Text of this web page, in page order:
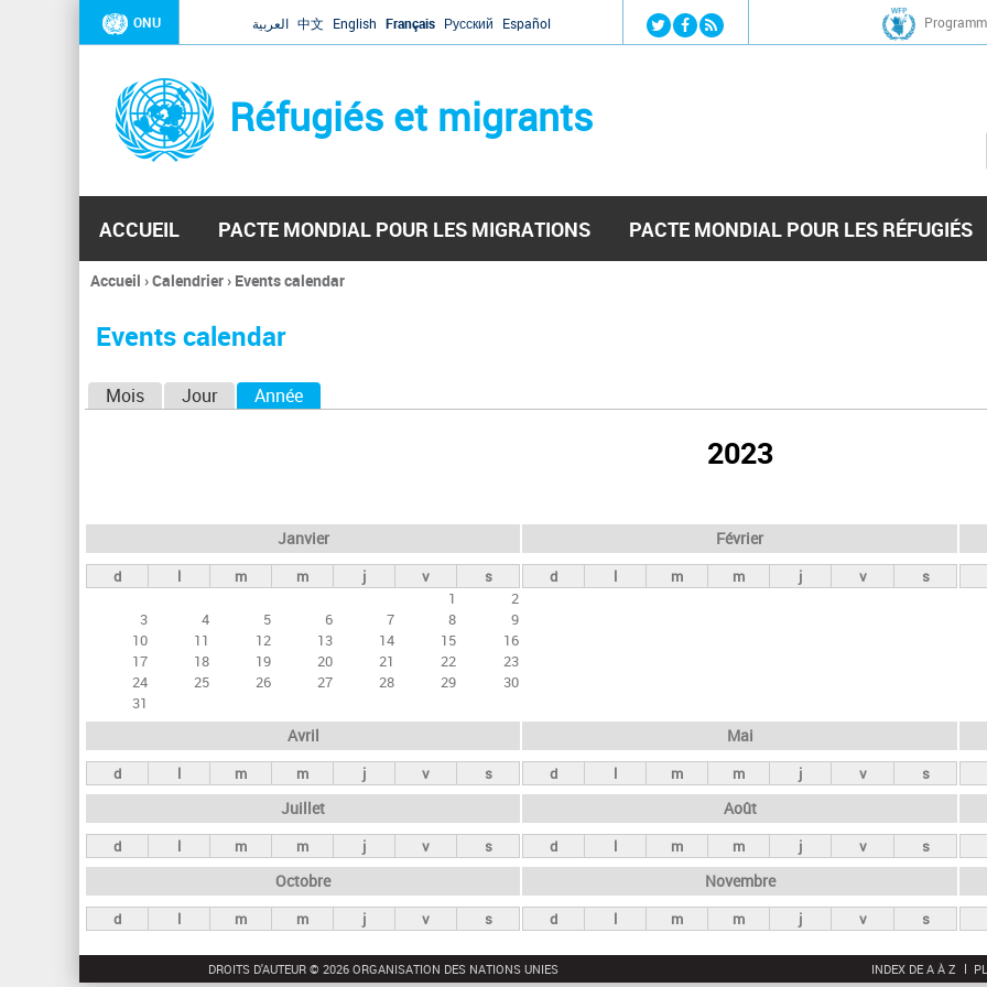
Jump to navigation
ONU العربية 中文 English Français Русский Español
Réfugiés et migrants
ACCUEIL PACTE MONDIAL POUR LES MIGRATIONS PACTE MONDIAL POUR LES RÉFUGIÉS
Vous
ici
Accueil ›Calendrier› Events calendar
Events calendar
e
t
s
i
p
a
u
x
Mois Jour Année
2023
Janvier
d l m m j v
s
1
2
3
4 5 6 7 8
9
10
11 12 13 14 15
16
17
18 19 20 21 22
23
24
25 26 27 28 29
30
31
Février
d l m m j v s
Avril
d l m m j v s
Mai
d l m m j v s
Juillet
d l m m j v s
Août
d l m m j v s
Octobre
d l m m j v s
Novembre
d l m m j v s
DROITS D'AUTEUR © 2026 ORGANISATION DES NATIONS UNIES INDEX DE A À Z